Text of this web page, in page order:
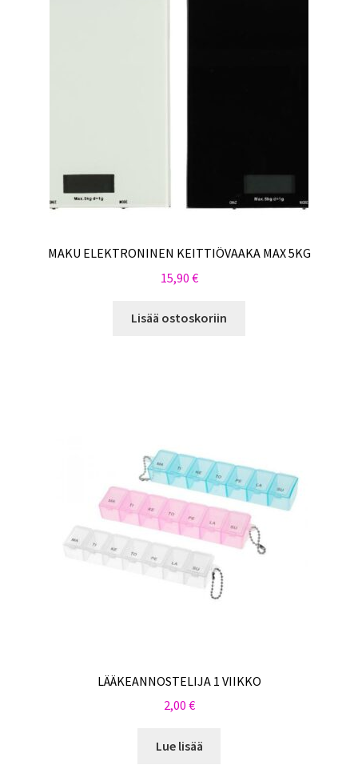
MAKU ELEKTRONINEN KEITTIÖVAAKA MAX 5KG
15,90 €
Lisää ostoskoriin
LÄÄKEANNOSTELIJA 1 VIIKKO
2,00 €
Lue lisää